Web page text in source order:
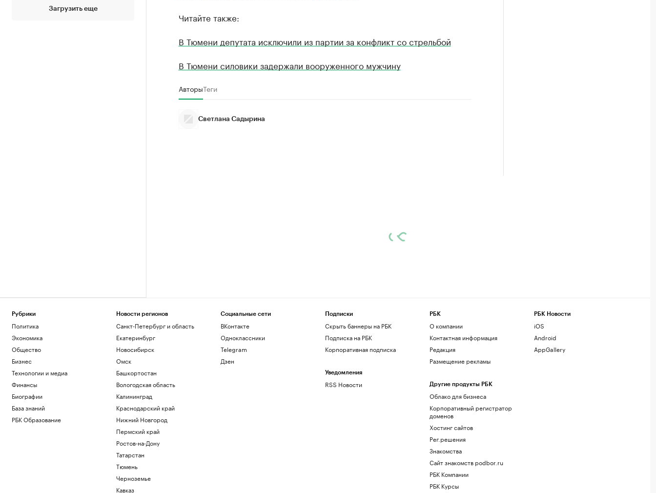
Загрузить еще
Читайте также:
В Тюмени депутата исключили из партии за конфликт со стрельбой
В Тюмени силовики задержали вооруженного мужчину
АвторыТеги
Светлана Садырина
Рубрики
Политика
Экономика
Общество
Бизнес
Технологии и медиа
Финансы
Биографии
База знаний
РБК Образование
Новости регионов
Санкт-Петербург и область
Екатеринбург
Новосибирск
Омск
Башкортостан
Вологодская область
Калининград
Краснодарский край
Нижний Новгород
Пермский край
Ростов-на-Дону
Татарстан
Тюмень
Черноземье
Кавказ
Социальные сети
ВКонтакте
Одноклассники
Telegram
Дзен
Подписки
Скрыть баннеры на РБК
Подписка на РБК
Корпоративная подписка
Уведомления
RSS Новости
РБК
О компании
Контактная информация
Редакция
Размещение рекламы
Другие продукты РБК
Облако для бизнеса
Корпоративный регистратор
доменов
Хостинг сайтов
Рег.решения
Знакомства
Сайт знакомств podbor.ru
РБК Компании
РБК Курсы
РБК Новости
iOS
Android
AppGallery